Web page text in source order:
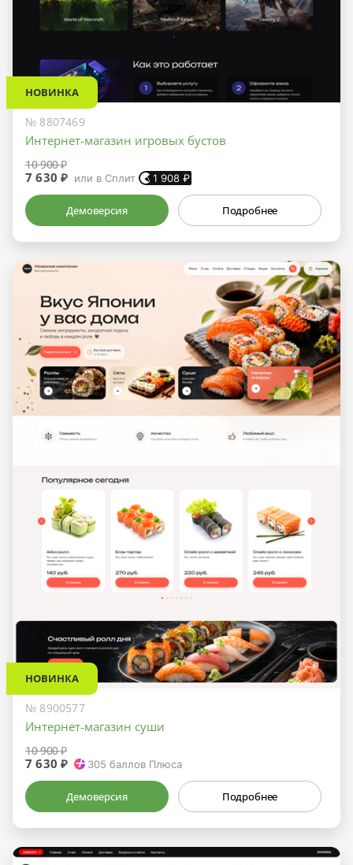
НОВИНКА
№ 8807469
Интернет-магазин игровых бустов
10 900 ₽
7 630 ₽ или в Сплит 1 908 ₽
Демоверсия Подробнее
НОВИНКА
№ 8900577
Интернет-магазин суши
10 900 ₽
7 630 ₽ 305 баллов Плюса
Демоверсия Подробнее